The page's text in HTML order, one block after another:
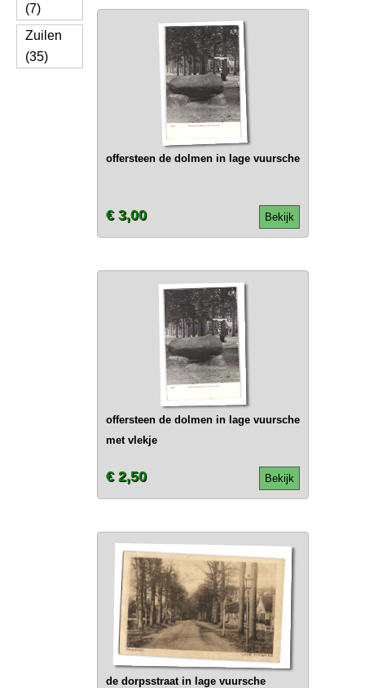
(7)
Zuilen
(35)
offersteen de dolmen in lage vuursche
Bekijk
€ 3,00
offersteen de dolmen in lage vuursche
met vlekje
Bekijk
€ 2,50
de dorpsstraat in lage vuursche